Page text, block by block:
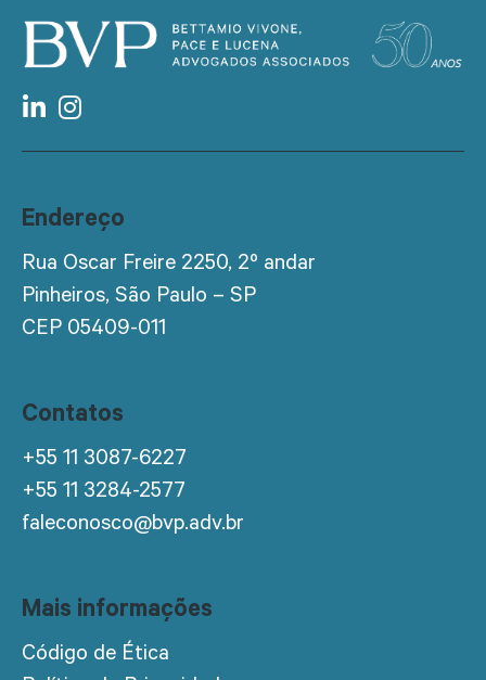
Endereço
Rua Oscar Freire 2250, 2º andar
Pinheiros, São Paulo – SP
CEP 05409-011
Contatos
+55 11 3087-6227
+55 11 3284-2577
faleconosco@bvp.adv.br
Mais informações
Código de Ética